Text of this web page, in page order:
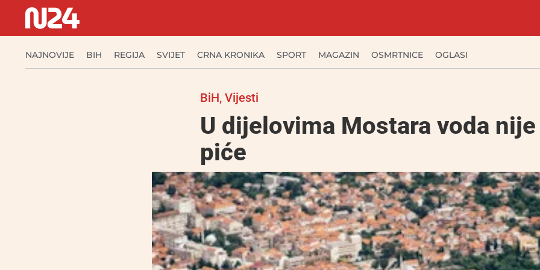
NAJNOVIJE BIH REGIJA SVIJET CRNA KRONIKA SPORT MAGAZIN OSMRTNICE OGLASI
BiH, Vijesti
U dijelovima Mostara voda nije
piće